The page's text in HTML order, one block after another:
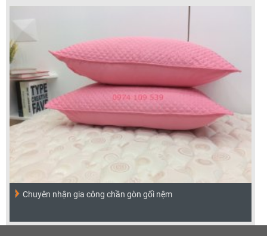
Chuyên nhận gia công chần gòn gối nệm